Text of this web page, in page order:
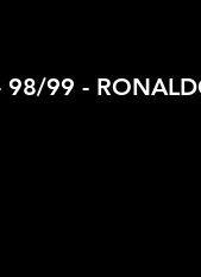
98/99 -